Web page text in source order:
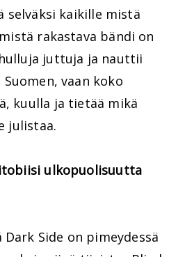
selväksi kaikille mistä
rakastava bändi on
juttuja ja nauttii
Suomen, vaan koko
kuulla ja tietää mikä
julistaa.
ulkopuolisuutta
Side on pimeydessä